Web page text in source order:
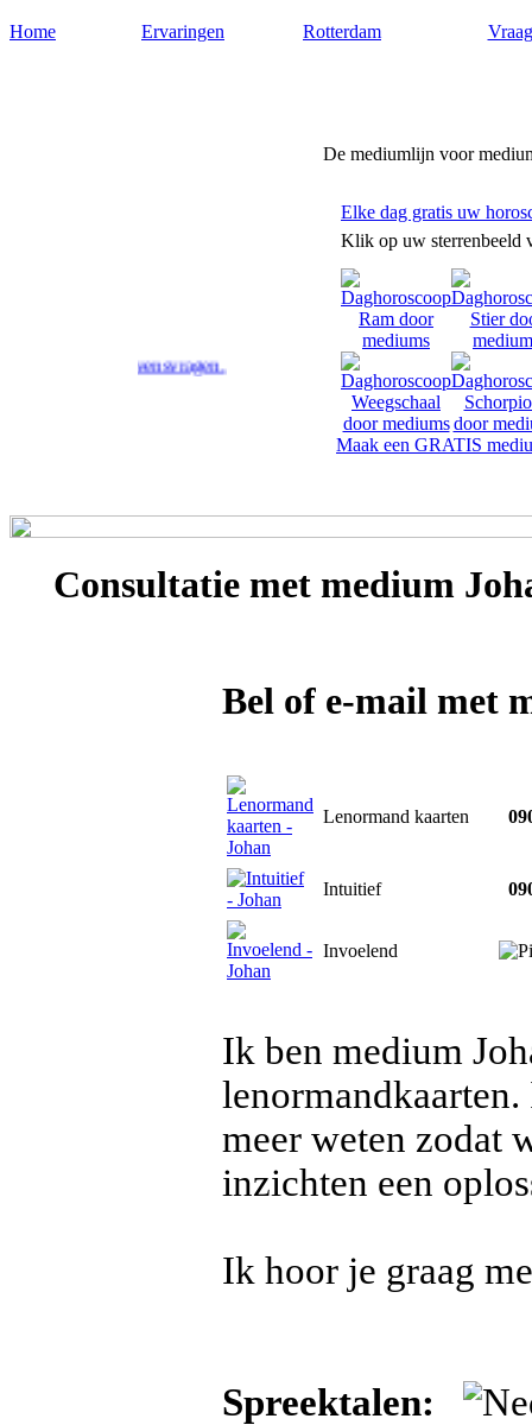
Home Ervaringen Rotterdam
De mediumlijn voor
uw levensvragen.
Elke dag gratis uw
Klik op uw sterrenbeeld
Maak een GRATIS
Consultatie met medium
Bel of e-mail met
Lenormand kaarten
Intuitief
Invoelend
Ik ben medium
meer weten zodat
inzichten een
Ik hoor je graag
Spreektalen: